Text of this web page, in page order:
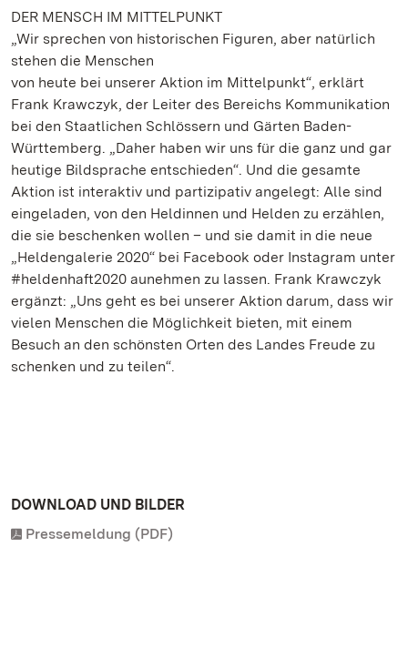
DER MENSCH IM MITTELPUNKT
„Wir sprechen von historischen Figuren, aber natürlich
stehen die Menschen
von heute bei unserer Aktion im Mittelpunkt“, erklärt
Frank Krawczyk, der Leiter des Bereichs Kommunikation
bei den Staatlichen Schlössern und Gärten Baden-
Württemberg. „Daher haben wir uns für die ganz und gar
heutige Bildsprache entschieden“. Und die gesamte
Aktion ist interaktiv und partizipativ angelegt: Alle sind
eingeladen, von den Heldinnen und Helden zu erzählen,
die sie beschenken wollen – und sie damit in die neue
„Heldengalerie 2020“ bei Facebook oder Instagram unter
#heldenhaft2020 aunehmen zu lassen. Frank Krawczyk
ergänzt: „Uns geht es bei unserer Aktion darum, dass wir
vielen Menschen die Möglichkeit bieten, mit einem
Besuch an den schönsten Orten des Landes Freude zu
schenken und zu teilen“.
DOWNLOAD UND BILDER
Pressemeldung (PDF)